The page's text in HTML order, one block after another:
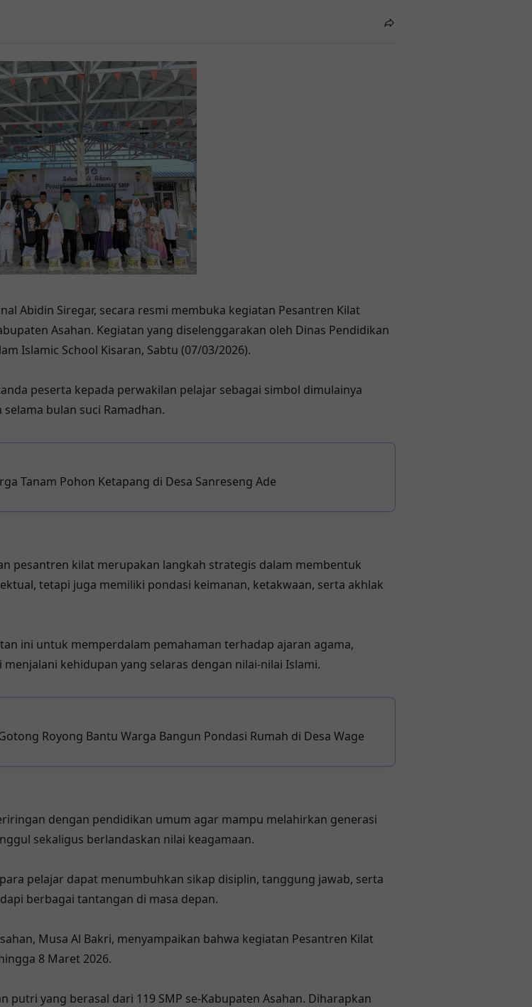
Abidin Siregar, secara resmi membuka kegiatan Pesantren Kilat
Asahan. Kegiatan yang diselenggarakan oleh Dinas Pendidikan
Islamic School Kisaran, Sabtu (07/03/2026).
peserta kepada perwakilan pelajar sebagai simbol dimulainya
bulan suci Ramadhan.
Tanam Pohon Ketapang di Desa Sanreseng Ade
pesantren kilat merupakan langkah strategis dalam membentuk
tetapi juga memiliki pondasi keimanan, ketakwaan, serta akhlak
ini untuk memperdalam pemahaman terhadap ajaran agama,
kehidupan yang selaras dengan nilai-nilai Islami.
Royong Bantu Warga Bangun Pondasi Rumah di Desa Wage
dengan pendidikan umum agar mampu melahirkan generasi
sekaligus berlandaskan nilai keagamaan.
pelajar dapat menumbuhkan sikap disiplin, tanggung jawab, serta
berbagai tantangan di masa depan.
Musa Al Bakri, menyampaikan bahwa kegiatan Pesantren Kilat
8 Maret 2026.
yang berasal dari 119 SMP se-Kabupaten Asahan. Diharapkan